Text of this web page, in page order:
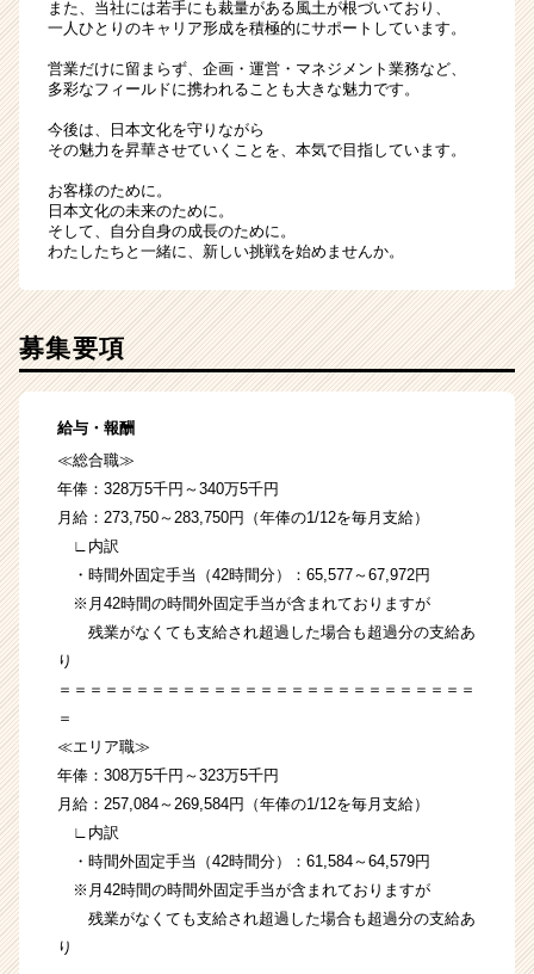
また、当社には若手にも裁量がある風土が根づいており、
一人ひとりのキャリア形成を積極的にサポートしています。
営業だけに留まらず、企画・運営・マネジメント業務など、
多彩なフィールドに携われることも大きな魅力です。
今後は、日本文化を守りながら
その魅力を昇華させていくことを、本気で目指しています。
お客様のために。
日本文化の未来のために。
そして、自分自身の成長のために。
わたしたちと一緒に、新しい挑戦を始めませんか。
募集要項
給与・報酬
≪総合職≫
年俸：328万5千円～340万5千円
月給：273,750～283,750円（年俸の1/12を毎月支給）
∟内訳
・時間外固定手当（42時間分）：65,577～67,972円
※月42時間の時間外固定手当が含まれておりますが
残業がなくても支給され超過した場合も超過分の支給あ
り
＝＝＝＝＝＝＝＝＝＝＝＝＝＝＝＝＝＝＝＝＝＝＝＝＝＝＝
＝
≪エリア職≫
年俸：308万5千円～323万5千円
月給：257,084～269,584円（年俸の1/12を毎月支給）
∟内訳
・時間外固定手当（42時間分）：61,584～64,579円
※月42時間の時間外固定手当が含まれておりますが
残業がなくても支給され超過した場合も超過分の支給あ
り